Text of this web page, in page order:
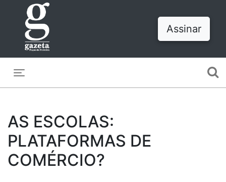
Assinar
AS ESCOLAS:
PLATAFORMAS DE
COMÉRCIO?